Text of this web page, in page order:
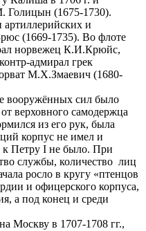
Голицын (1675-1730).
и
(1669-1735). Во флоте
норвежец К.И.Крюйс,
адмирал грек
М.Х.Змаевич (1680-
вооружённых сил было
верховного самодержца
из его рук, была
корпус не имел и
Петру I не было. При
службы, количество лиц
росло в кругу «птенцов
и офицерского корпуса,
а под конец и среди
Москву в 1707-1708 гг.,